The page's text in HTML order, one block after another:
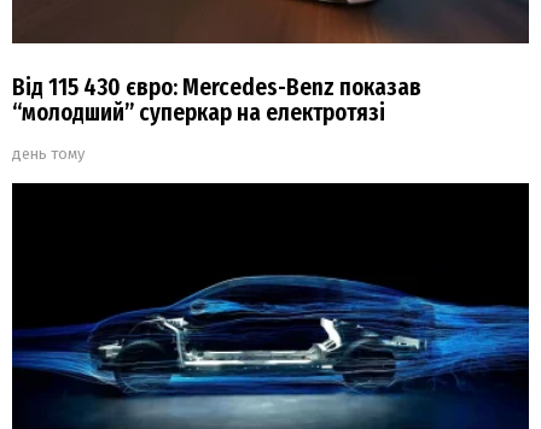
Від 115 430 євро: Mercedes-Benz показав
“молодший” суперкар на електротязі
день тому